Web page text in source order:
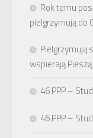
Rok temu
pielgrzymują do
Pielgrzymują
wspierają
46 PPP –
46 PPP –